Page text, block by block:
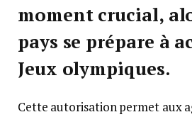
moment crucial,
pays se prépare à
Jeux olympiques.
Cette autorisation permet aux